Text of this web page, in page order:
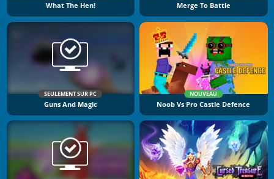
What The Hen! Merge To Battle
SEULEMENT SUR PC
Guns And Magic
NOUVEAU
Noob Vs Pro Castle Defence